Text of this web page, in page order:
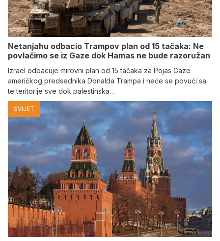
Netanjahu odbacio Trampov plan od 15 tačaka: Ne
povlačimo se iz Gaze dok Hamas ne bude razoružan
Izrael odbacuje mirovni plan od 15 tačaka za Pojas Gaze
američkog predsednika Donalda Trampa i neće se povući sa
te teritorije sve dok palestinska…
SVIJET